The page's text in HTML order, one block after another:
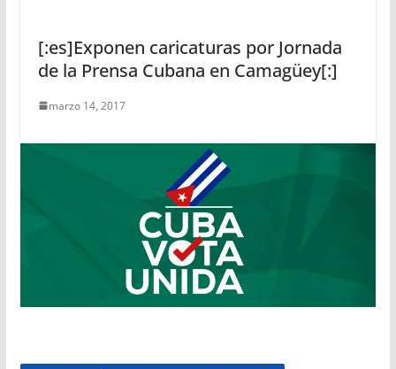
[:es]Exponen caricaturas por Jornada
de la Prensa Cubana en Camagüey[:]
marzo 14, 2017